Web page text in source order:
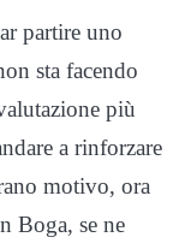
partire uno
sta facendo
più
a rinforzare
motivo, ora
Boga, se ne